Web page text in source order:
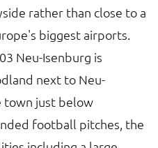
rather than close to a
biggest airports.
Neu-Isenburg is
next to Neu-
town just below
football pitches, the